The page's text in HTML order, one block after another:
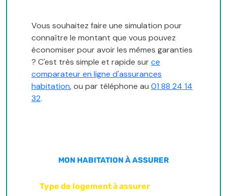
Vous souhaitez faire une simulation pour
connaître le montant que vous pouvez
économiser pour avoir les mêmes garanties
? C'est très simple et rapide surce
comparateur en ligne d'assurances
habitation, ou par téléphone au 01 88 24 14
32.